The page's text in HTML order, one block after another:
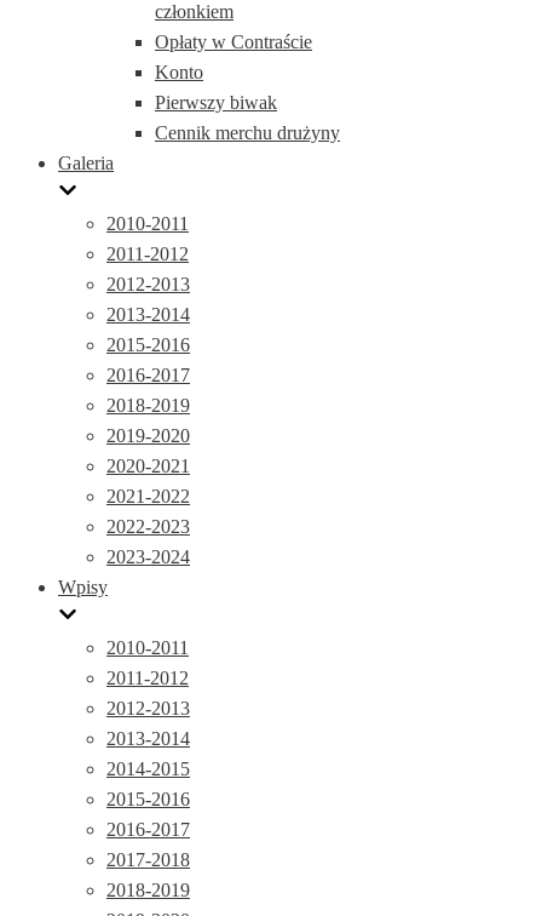
członkiem
Opłaty w Contraście
Konto
Pierwszy biwak
Cennik merchu drużyny
Galeria
2010-2011
2011-2012
2012-2013
2013-2014
2015-2016
2016-2017
2018-2019
2019-2020
2020-2021
2021-2022
2022-2023
2023-2024
Wpisy
2010-2011
2011-2012
2012-2013
2013-2014
2014-2015
2015-2016
2016-2017
2017-2018
2018-2019